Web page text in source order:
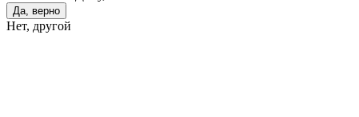
Да, верно
Нет, другой